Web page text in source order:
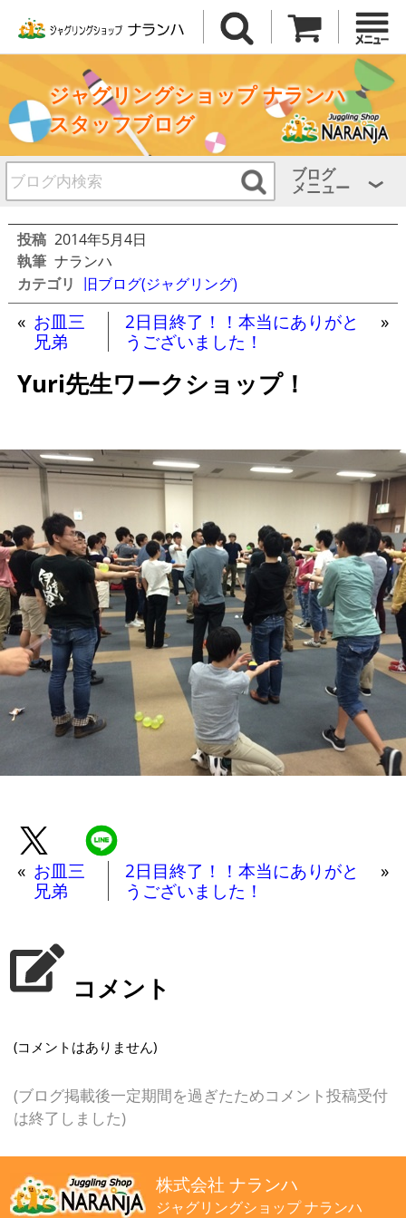
ジャグリングショップ ナランハ
スタッフブログ
ブログ
メニュー
投稿 2014年5月4日
執筆 ナランハ
カテゴリ 旧ブログ(ジャグリング)
« お皿三
兄弟
2日目終了！！本当にありがと
うございました！
»
Yuri先生ワークショップ！
« お皿三
兄弟
2日目終了！！本当にありがと
うございました！
»
コメント
(コメントはありません)
(ブログ掲載後一定期間を過ぎたためコメント投稿受付
は終了しました)
株式会社 ナランハ
ジャグリングショップ ナランハ